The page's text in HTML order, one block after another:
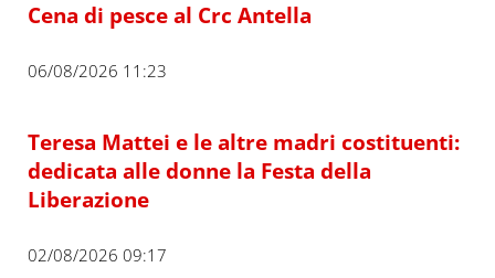
Cena di pesce al Crc Antella
06/08/2026 11:23
Teresa Mattei e le altre madri costituenti:
dedicata alle donne la Festa della
Liberazione
02/08/2026 09:17